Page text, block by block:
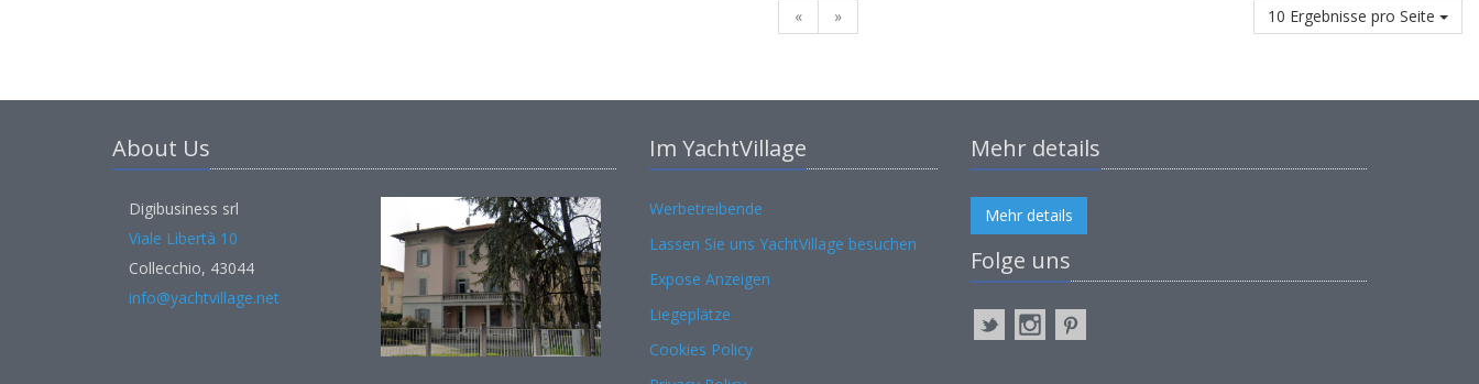
« » 10 Ergebnisse pro Seite
About Us
Digibusiness srl
Viale Libertà 10
Collecchio, 43044
info@yachtvillage.net
Im YachtVillage
Werbetreibende
Lassen Sie uns YachtVillage besuchen
Expose Anzeigen
Liegeplätze
Cookies Policy
Mehr details
Mehr details
Folge uns